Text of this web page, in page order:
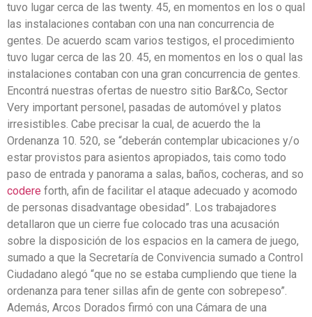
tuvo lugar cerca de las twenty. 45, en momentos en los o qual
las instalaciones contaban con una nan concurrencia de
gentes. De acuerdo scam varios testigos, el procedimiento
tuvo lugar cerca de las 20. 45, en momentos en los o qual las
instalaciones contaban con una gran concurrencia de gentes.
Encontrá nuestras ofertas de nuestro sitio Bar&Co, Sector
Very important personel, pasadas de automóvel y platos
irresistibles. Cabe precisar la cual, de acuerdo the la
Ordenanza 10. 520, se “deberán contemplar ubicaciones y/o
estar provistos para asientos apropiados, tais como todo
paso de entrada y panorama a salas, baños, cocheras, and so
codere forth, afin de facilitar el ataque adecuado y acomodo
de personas disadvantage obesidad”. Los trabajadores
detallaron que un cierre fue colocado tras una acusación
sobre la disposición de los espacios en la camera de juego,
sumado a que la Secretaría de Convivencia sumado a Control
Ciudadano alegó “que no se estaba cumpliendo que tiene la
ordenanza para tener sillas afin de gente con sobrepeso”.
Además, Arcos Dorados firmó con una Cámara de una